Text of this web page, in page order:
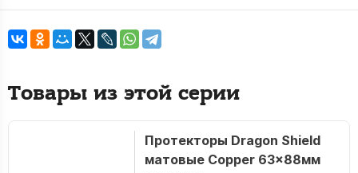
Товары из этой серии
Протекторы Dragon Shield
матовые Copper 63x88мм